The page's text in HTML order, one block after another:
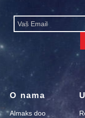
O nama
Almaks doo